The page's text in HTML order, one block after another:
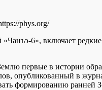
phys.org/
6», включает
первые в истории
опубликованный в
формированию ранней